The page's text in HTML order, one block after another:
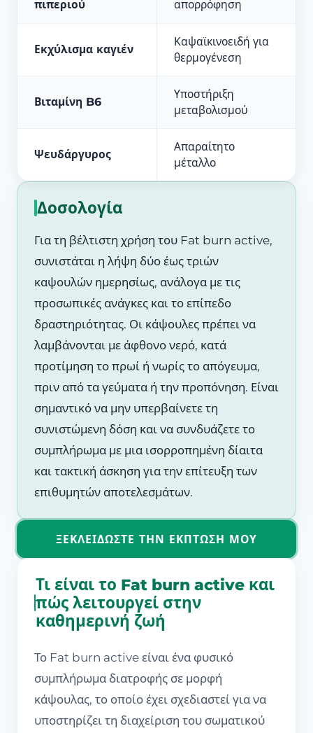
πιπεριού απορρόφηση
Εκχύλισμα καγιέν
Καψαϊκινοειδή για
θερμογένεση
Βιταμίνη B6
Υποστήριξη
μεταβολισμού
Ψευδάργυρος
Απαραίτητο
μέταλλο
Δοσολογία
Για τη βέλτιστη χρήση του Fat burn active,
συνιστάται η λήψη δύο έως τριών
καψουλών ημερησίως, ανάλογα με τις
προσωπικές ανάγκες και το επίπεδο
δραστηριότητας. Οι κάψουλες πρέπει να
λαμβάνονται με άφθονο νερό, κατά
προτίμηση το πρωί ή νωρίς το απόγευμα,
πριν από τα γεύματα ή την προπόνηση. Είναι
σημαντικό να μην υπερβαίνετε τη
συνιστώμενη δόση και να συνδυάζετε το
συμπλήρωμα με μια ισορροπημένη δίαιτα
και τακτική άσκηση για την επίτευξη των
επιθυμητών αποτελεσμάτων.
ΞΕΚΛΕΙΔΏΣΤΕ ΤΗΝ ΈΚΠΤΩΣΗ ΜΟΥ
Τι είναι το Fat burn active και
πώς λειτουργεί στην
καθημερινή ζωή
Το Fat burn active είναι ένα φυσικό
συμπλήρωμα διατροφής σε μορφή
κάψουλας, το οποίο έχει σχεδιαστεί για να
υποστηρίζει τη διαχείριση του σωματικού